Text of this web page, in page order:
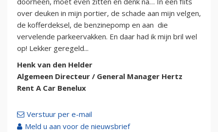
over deuken in mijn portier, de schade aan mijn velgen,
de kofferdeksel, de benzinepomp en aan die
vervelende parkeervakken. En daar had ik mijn bril wel
op! Lekker geregeld...
Henk van den Helder
Algemeen Directeur / General Manager Hertz
Rent A Car Benelux
Verstuur per e-mail
Meld u aan voor de nieuwsbrief